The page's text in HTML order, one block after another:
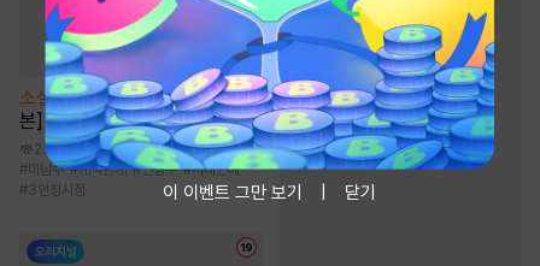
소설 [BL] Call Call Call [단행
본]
2.1만
#미남수 #계약관계 #연상수 #사내연애
#3인칭시점 이 이벤트 그만 보기 닫기